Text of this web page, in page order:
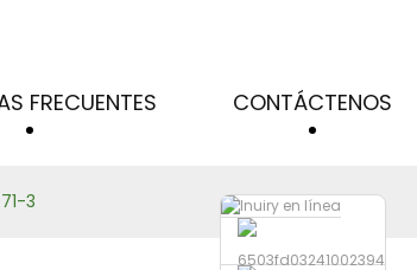
FRECUENTES CONTÁCTENOS
3